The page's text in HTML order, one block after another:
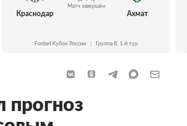
Краснодар
Матч завершён
Ахмат
Fonbet Кубок России Группа B. 1-й тур
прогноз